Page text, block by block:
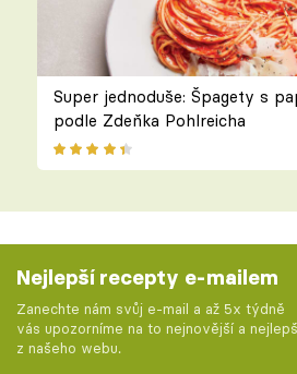
Super jednoduše: Špagety s
podle Zdeňka Pohlreicha
Nejlepší recepty e-mailem
Zanechte nám svůj e-mail a až 5x týdně
vás upozorníme na to nejnovější a
z našeho webu.